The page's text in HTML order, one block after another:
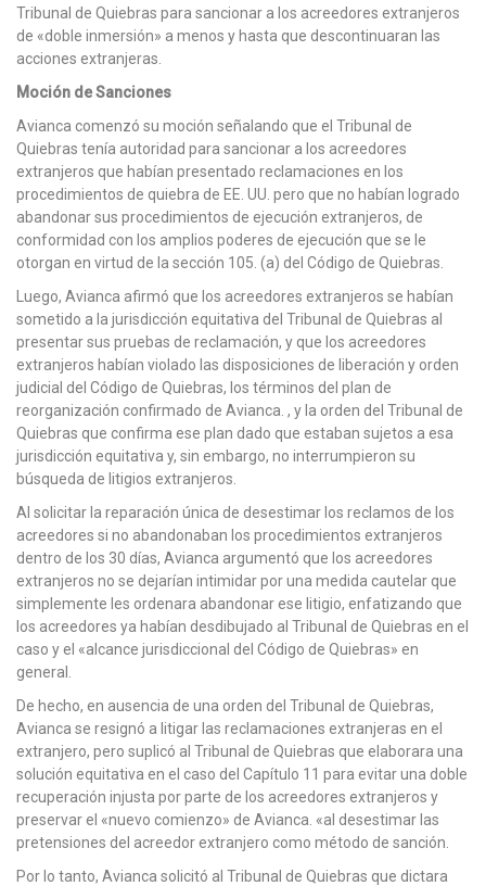
Tribunal de Quiebras para sancionar a los acreedores extranjeros
de «doble inmersión» a menos y hasta que descontinuaran las
acciones extranjeras.
Moción de Sanciones
Avianca comenzó su moción señalando que el Tribunal de
Quiebras tenía autoridad para sancionar a los acreedores
extranjeros que habían presentado reclamaciones en los
procedimientos de quiebra de EE. UU. pero que no habían logrado
abandonar sus procedimientos de ejecución extranjeros, de
conformidad con los amplios poderes de ejecución que se le
otorgan en virtud de la sección 105. (a) del Código de Quiebras.
Luego, Avianca afirmó que los acreedores extranjeros se habían
sometido a la jurisdicción equitativa del Tribunal de Quiebras al
presentar sus pruebas de reclamación, y que los acreedores
extranjeros habían violado las disposiciones de liberación y orden
judicial del Código de Quiebras, los términos del plan de
reorganización confirmado de Avianca. , y la orden del Tribunal de
Quiebras que confirma ese plan dado que estaban sujetos a esa
jurisdicción equitativa y, sin embargo, no interrumpieron su
búsqueda de litigios extranjeros.
Al solicitar la reparación única de desestimar los reclamos de los
acreedores si no abandonaban los procedimientos extranjeros
dentro de los 30 días, Avianca argumentó que los acreedores
extranjeros no se dejarían intimidar por una medida cautelar que
simplemente les ordenara abandonar ese litigio, enfatizando que
los acreedores ya habían desdibujado al Tribunal de Quiebras en el
caso y el «alcance jurisdiccional del Código de Quiebras» en
general.
De hecho, en ausencia de una orden del Tribunal de Quiebras,
Avianca se resignó a litigar las reclamaciones extranjeras en el
extranjero, pero suplicó al Tribunal de Quiebras que elaborara una
solución equitativa en el caso del Capítulo 11 para evitar una doble
recuperación injusta por parte de los acreedores extranjeros y
preservar el «nuevo comienzo» de Avianca. «al desestimar las
pretensiones del acreedor extranjero como método de sanción.
Por lo tanto, Avianca solicitó al Tribunal de Quiebras que dictara